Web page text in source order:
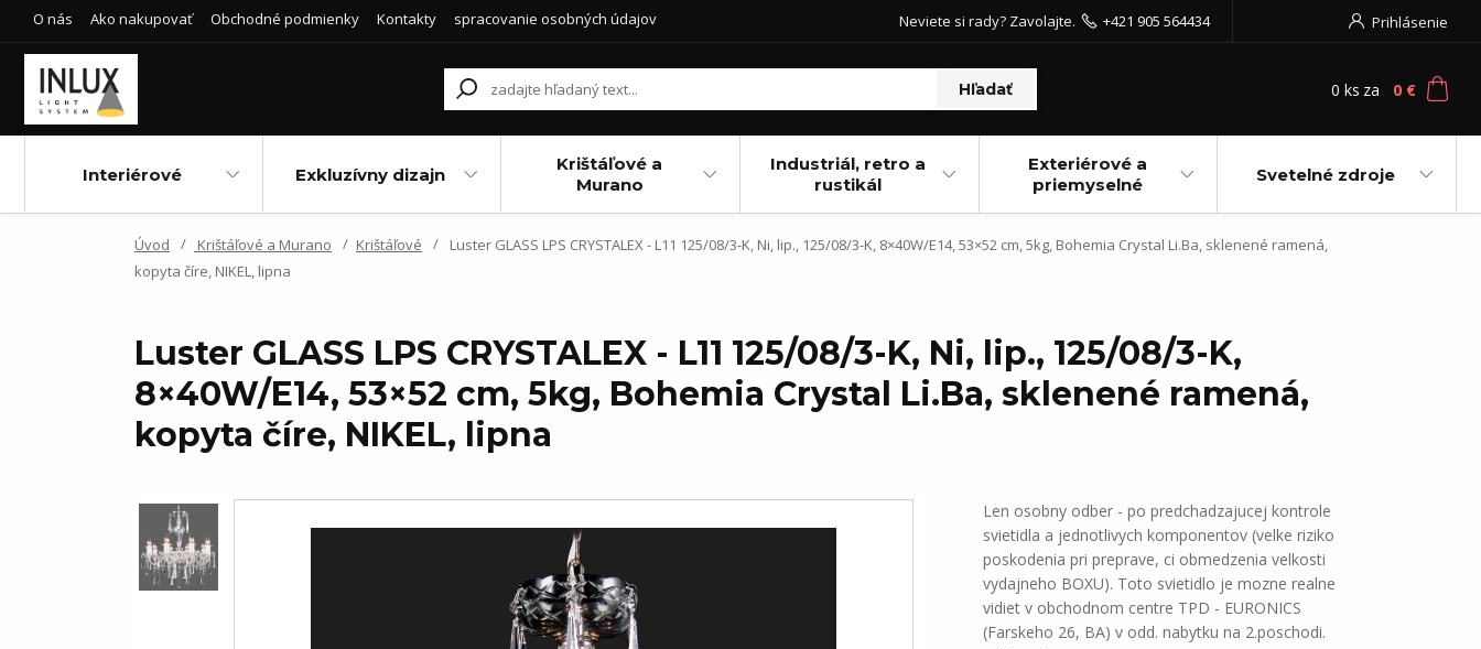
O nás Ako nakupovať Obchodné podmienky Kontakty spracovanie osobných údajov Prihlásenie
Hľadať
Neviete si rady? Zavolajte. +421 905 564434
0 ks za 0 €
Interiérové Exkluzívny dizajn
Krištáľové a
Murano
Industriál, retro a
rustikál
Exteriérové a
priemyselné
Svetelné zdroje
Úvod Krištáľové a Murano Krištáľové
Luster GLASS LPS CRYSTALEX - L11 125/08/3-K, Ni, lip., 125/08/3-K, 8×40W/E14, 53×52 cm, 5kg, Bohemia Crystal Li.Ba, sklenené ramená,
kopyta číre, NIKEL, lipna
Luster GLASS LPS CRYSTALEX - L11 125/08/3-K, Ni, lip., 125/08/3-K,
8×40W/E14, 53×52 cm, 5kg, Bohemia Crystal Li.Ba, sklenené ramená,
kopyta číre, NIKEL, lipna
Len osobny odber - po predchadzajucej kontrole
svietidla a jednotlivych komponentov (velke riziko
poskodenia pri preprave, ci obmedzenia velkosti
vydajneho BOXU). Toto svietidlo je mozne realne
vidiet v obchodnom centre TPD - EURONICS
(Farskeho 26, BA) v odd. nabytku na 2.poschodi.